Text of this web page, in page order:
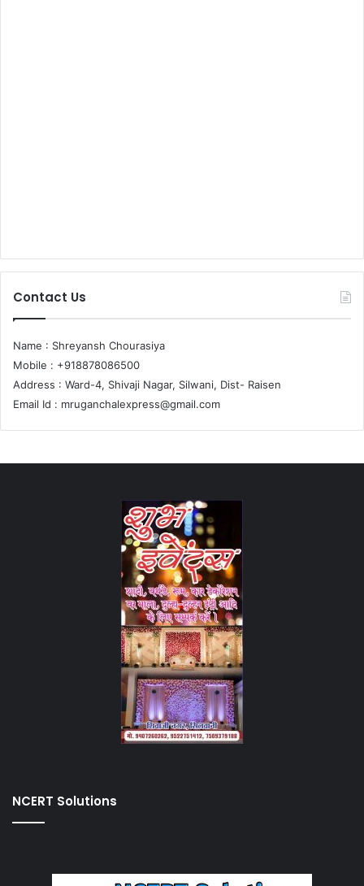
Contact Us
Name : Shreyansh Chourasiya
Mobile : +918878086500
Address : Ward-4, Shivaji Nagar, Silwani, Dist- Raisen
Email Id : mruganchalexpress@gmail.com
NCERT Solutions